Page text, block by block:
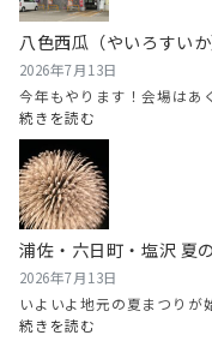
八色西瓜（やいろすい
2026年7月13日
今年もやります！会場はあ
続きを読む
八
色
西
瓜
（や
い
ろ
す
浦佐・六日町・塩沢 夏
2026年7月13日
いよいよ地元の夏まつり
続きを読む